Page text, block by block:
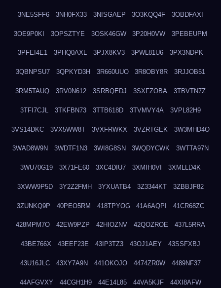
3NE5SFF6 3NH0FX33 3NISGAEP 3O3KQQ4F 3OBDFAXI
3OE9P0KI 3OPSZTYE 3OSK46GW 3P20H0VW 3PEBEUPM
3PFEI4E1 3PHQ0AXL 3PJX8KV3 3PWL81U6 3PX3NDPK
3QBNPSU7 3QPKYD3H 3R660UUO 3R8OBY8R 3RJJOB51
3RM5TAUQ 3RV0N612 3SRBQEDJ 3SXFZOBA 3TBVTN7Z
3TFI7CJL 3TKFBN73 3TTB618D 3TVMVY4A 3VPL82H9
3VS14DKC 3VX5WW8T 3VXFRWKX 3VZRTGEK 3W3MHD4O
3WAD8W9N 3WDTF1N3 3WI8G8SN 3WQDYCWK 3WTTA97N
3WU70G19 3X71FE60 3XC4DIU7 3XMIH0VI 3XMLLD4K
3XWW9P5D 3Y2Z2FMH 3YXUATB4 3Z3344KT 3ZBBJF82
3ZUNKQ9P 40PEO5RM 418TPYOG 41A6AQPI 41CR68ZC
428MPM7O 42EW9PZP 42HIOZNV 42QOZROE 437L5RRA
43BE766X 43EEF23E 43IP3TZ3 43OJ1AEY 43SSFXBJ
43U16JLC 43XY7A9N 441OKOJO 4474ZR0W 4489NF37
44AFGVXY 44CGH1H9 44E14L85 44VA5KJF 44XI8AFW